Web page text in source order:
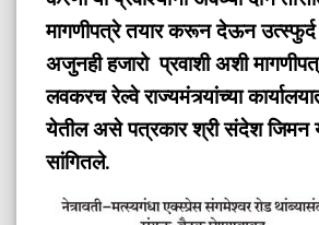
मागणीपत्रे तयार करून देऊन उत्स्फुर्द
अजुनही हजारो प्रवाशी अशी
लवकरच रेल्वे राज्यमंत्र्यांच्या
येतील असे पत्रकार श्री संदेश जिमन
सांगितले.